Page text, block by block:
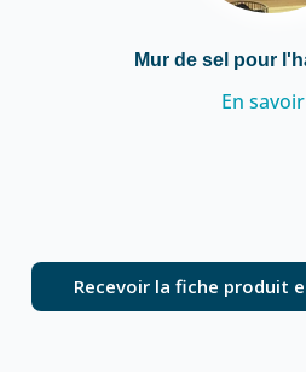
Mur de sel pour
En
Recevoir la fiche produit